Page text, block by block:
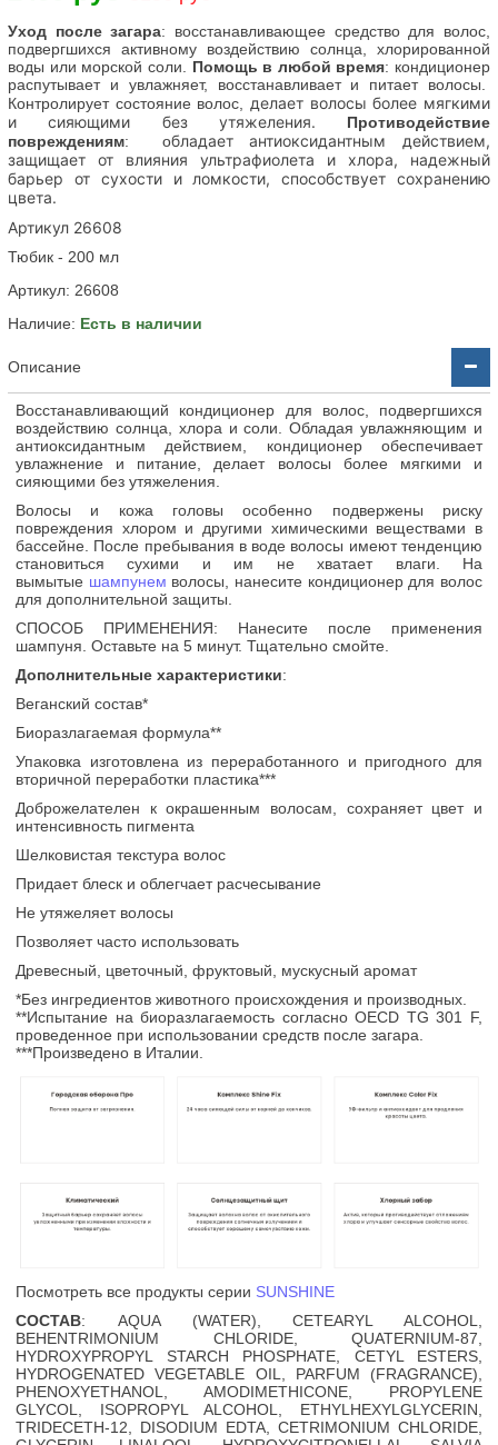
Уход после загара: восстанавливающее средство для волос,
подвергшихся активному воздействию солнца, хлорированной
воды или морской соли. Помощь в любой время: кондиционер
распутывает и увлажняет, восстанавливает и питает волосы.
Контролирует состояние волос, делает волосы более мягкими
и сияющими без утяжеления. Противодействие
повреждениям: обладает антиоксидантным действием,
защищает от влияния ультрафиолета и хлора, надежный
барьер от сухости и ломкости, способствует сохранению
цвета.
Артикул 26608
Тюбик - 200 мл
Артикул: 26608
Наличие: Есть в наличии
Описание
Восстанавливающий кондиционер для волос, подвергшихся
воздействию солнца, хлора и соли. Обладая увлажняющим и
антиоксидантным действием, кондиционер обеспечивает
увлажнение и питание, делает волосы более мягкими и
сияющими без утяжеления.
Волосы и кожа головы особенно подвержены риску
повреждения хлором и другими химическими веществами в
бассейне. После пребывания в воде волосы имеют тенденцию
становиться сухими и им не хватает влаги. На
вымытые шампунем волосы, нанесите кондиционер для волос
для дополнительной защиты.
СПОСОБ ПРИМЕНЕНИЯ: Нанесите после применения
шампуня. Оставьте на 5 минут. Тщательно смойте.
Дополнительные характеристики:
Веганский состав*
Биоразлагаемая формула**
Упаковка изготовлена из переработанного и пригодного для
вторичной переработки пластика***
Доброжелателен к окрашенным волосам, сохраняет цвет и
интенсивность пигмента
Шелковистая текстура волос
Придает блеск и облегчает расчесывание
Не утяжеляет волосы
Позволяет часто использовать
Древесный, цветочный, фруктовый, мускусный аромат
*Без ингредиентов животного происхождения и производных.
**Испытание на биоразлагаемость согласно OECD TG 301 F,
проведенное при использовании средств после загара.
***Произведено в Италии.
Посмотреть все продукты серии SUNSHINE
СОСТАВ: AQUA (WATER), CETEARYL ALCOHOL,
BEHENTRIMONIUM CHLORIDE, QUATERNIUM-87,
HYDROXYPROPYL STARCH PHOSPHATE, CETYL ESTERS,
HYDROGENATED VEGETABLE OIL, PARFUM (FRAGRANCE),
PHENOXYETHANOL, AMODIMETHICONE, PROPYLENE
GLYCOL, ISOPROPYL ALCOHOL, ETHYLHEXYLGLYCERIN,
TRIDECETH-12, DISODIUM EDTA, CETRIMONIUM CHLORIDE,